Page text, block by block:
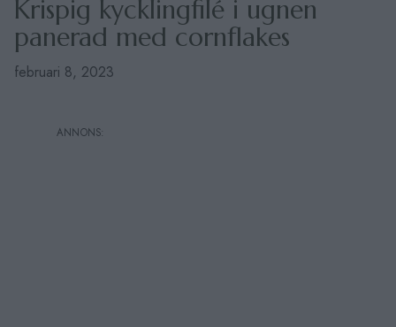
Krispig kycklingfilé i ugnen
panerad med cornflakes
februari 8, 2023